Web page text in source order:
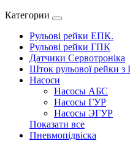
Категории
Рульові рейки ЕПК.
Рульові рейки ГПК
Датчики Сервотроніка
Шток рульової рейки
Насоси
Насосы АБС
Насосы ГУР
Насосы ЭГУР
Показати все
Пневмопідвіска